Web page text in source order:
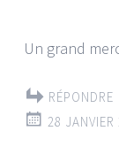
Un grand
RÉPONDRE
28